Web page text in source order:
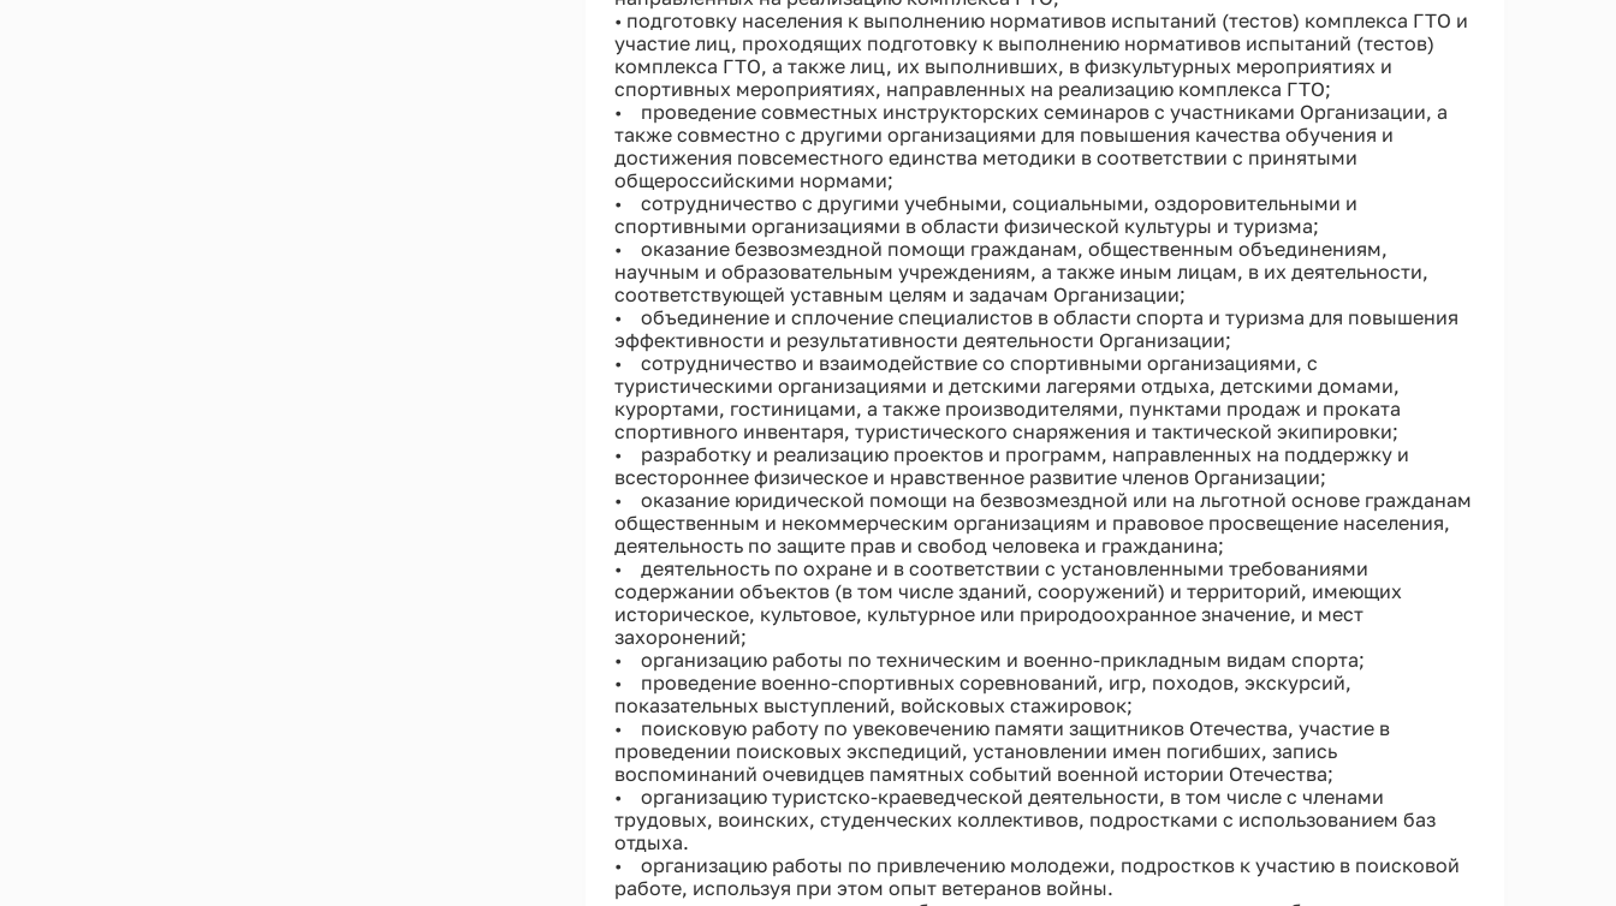
• подготовку населения к выполнению нормативов испытаний (тестов) комплекса ГТО и
участие лиц, проходящих подготовку к выполнению нормативов испытаний (тестов)
комплекса ГТО, а также лиц, их выполнивших, в физкультурных мероприятиях и
спортивных мероприятиях, направленных на реализацию комплекса ГТО;
• проведение совместных инструкторских семинаров с участниками Организации, а
также совместно с другими организациями для повышения качества обучения и
достижения повсеместного единства методики в соответствии с принятыми
общероссийскими нормами;
• сотрудничество с другими учебными, социальными, оздоровительными и
спортивными организациями в области физической культуры и туризма;
• оказание безвозмездной помощи гражданам, общественным объединениям,
научным и образовательным учреждениям, а также иным лицам, в их деятельности,
соответствующей уставным целям и задачам Организации;
• объединение и сплочение специалистов в области спорта и туризма для повышения
эффективности и результативности деятельности Организации;
• сотрудничество и взаимодействие со спортивными организациями, с
туристическими организациями и детскими лагерями отдыха, детскими домами,
курортами, гостиницами, а также производителями, пунктами продаж и проката
спортивного инвентаря, туристического снаряжения и тактической экипировки;
• разработку и реализацию проектов и программ, направленных на поддержку и
всестороннее физическое и нравственное развитие членов Организации;
• оказание юридической помощи на безвозмездной или на льготной основе гражданам
общественным и некоммерческим организациям и правовое просвещение населения,
деятельность по защите прав и свобод человека и гражданина;
• деятельность по охране и в соответствии с установленными требованиями
содержании объектов (в том числе зданий, сооружений) и территорий, имеющих
историческое, культовое, культурное или природоохранное значение, и мест
захоронений;
• организацию работы по техническим и военно-прикладным видам спорта;
• проведение военно-спортивных соревнований, игр, походов, экскурсий,
показательных выступлений, войсковых стажировок;
• поисковую работу по увековечению памяти защитников Отечества, участие в
проведении поисковых экспедиций, установлении имен погибших, запись
воспоминаний очевидцев памятных событий военной истории Отечества;
• организацию туристско-краеведческой деятельности, в том числе с членами
трудовых, воинских, студенческих коллективов, подростками с использованием баз
отдыха.
• организацию работы по привлечению молодежи, подростков к участию в поисковой
работе, используя при этом опыт ветеранов войны.